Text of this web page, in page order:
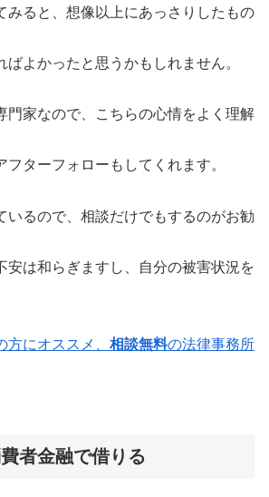
みると、想像以上にあっさりしたもの
ばよかったと思うかもしれません。
門家なので、こちらの心情をよく理解
フターフォローもしてくれます。
いるので、相談だけでもするのがお勧
安は和らぎますし、自分の被害状況を
にオススメ、 相談無料の法律事務所
者金融で借りる